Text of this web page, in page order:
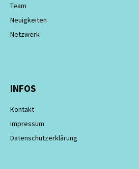
Team
Neuigkeiten
Netzwerk
INFOS
Kontakt
Impressum
Datenschutzerklärung